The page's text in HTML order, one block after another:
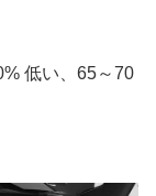
低い、 65～70